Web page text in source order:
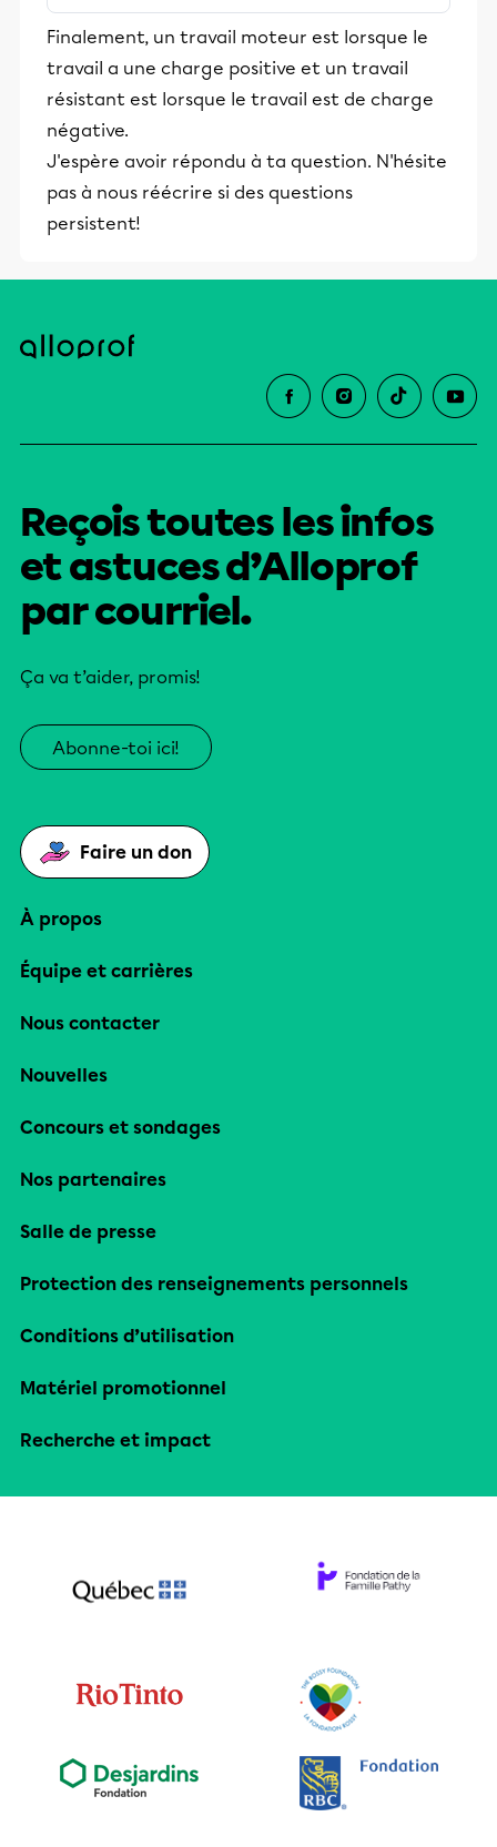
stimulants, Alloprof engage les élèves
et leurs parents dans la réussite
éducative.
Finalement, un travail moteur est lorsque le
travail a une charge positive et un travail
résistant est lorsque le travail est de charge
négative.
J'espère avoir répondu à ta question. N'hésite
pas à nous réécrire si des questions
persistent!
Reçois toutes les infos
et astuces d’Alloprof
par courriel.
Ça va t’aider, promis!
Abonne-toi ici!
Faire un don
À propos
Équipe et carrières
Nous contacter
Nouvelles
Concours et sondages
Nos partenaires
Salle de presse
Protection des renseignements personnels
Conditions d’utilisation
Matériel promotionnel
Recherche et impact